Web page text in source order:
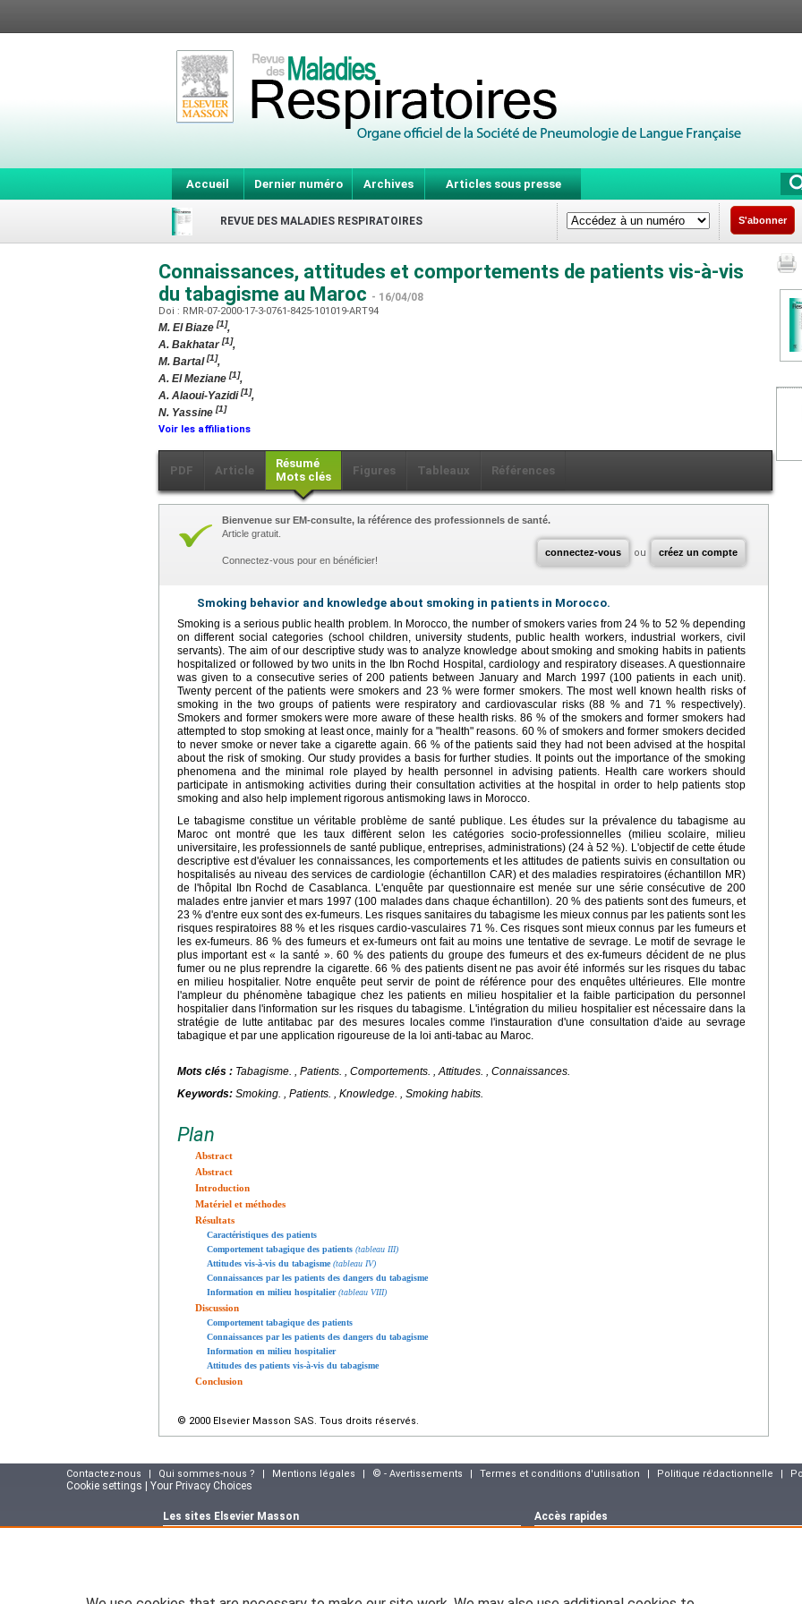
Accueil Dernier numéro Archives Articles sous presse
REVUE DES MALADIES RESPIRATOIRES S'abonner
Connaissances, attitudes et comportements de patients vis-à-vis
du tabagisme au Maroc - 16/04/08
Doi : RMR-07-2000-17-3-0761-8425-101019-ART94
M. El Biaze [1],
A. Bakhatar[1],
M. Bartal[1],
A. El Meziane [1],
A. Alaoui-Yazidi[1],
N. Yassine [1]
Voir les affiliations
PDF Article
Résumé
Mots clés
Figures Tableaux Références
connectez-vous ou créez un compte
Bienvenue sur EM-consulte, la référence des professionnels de santé.
Article gratuit.
Connectez-vous pour en bénéficier!
Smoking behavior and knowledge about smoking in patients in Morocco.
Smoking is a serious public health problem. In Morocco, the number of smokers varies from 24 % to 52 % depending
on different social categories (school children, university students, public health workers, industrial workers, civil
servants). The aim of our descriptive study was to analyze knowledge about smoking and smoking habits in patients
hospitalized or followed by two units in the Ibn Rochd Hospital, cardiology and respiratory diseases. A questionnaire
was given to a consecutive series of 200 patients between January and March 1997 (100 patients in each unit).
Twenty percent of the patients were smokers and 23 % were former smokers. The most well known health risks of
smoking in the two groups of patients were respiratory and cardiovascular risks (88 % and 71 % respectively).
Smokers and former smokers were more aware of these health risks. 86 % of the smokers and former smokers had
attempted to stop smoking at least once, mainly for a "health" reasons. 60 % of smokers and former smokers decided
to never smoke or never take a cigarette again. 66 % of the patients said they had not been advised at the hospital
about the risk of smoking. Our study provides a basis for further studies. It points out the importance of the smoking
phenomena and the minimal role played by health personnel in advising patients. Health care workers should
participate in antismoking activities during their consultation activities at the hospital in order to help patients stop
smoking and also help implement rigorous antismoking laws in Morocco.
Le tabagisme constitue un véritable problème de santé publique. Les études sur la prévalence du tabagisme au
Maroc ont montré que les taux diffèrent selon les catégories socio-professionnelles (milieu scolaire, milieu
universitaire, les professionnels de santé publique, entreprises, administrations) (24 à 52 %). L'objectif de cette étude
descriptive est d'évaluer les connaissances, les comportements et les attitudes de patients suivis en consultation ou
hospitalisés au niveau des services de cardiologie (échantillon CAR) et des maladies respiratoires (échantillon MR)
de l'hôpital Ibn Rochd de Casablanca. L'enquête par questionnaire est menée sur une série consécutive de 200
malades entre janvier et mars 1997 (100 malades dans chaque échantillon). 20 % des patients sont des fumeurs, et
23 % d'entre eux sont des ex-fumeurs. Les risques sanitaires du tabagisme les mieux connus par les patients sont les
risques respiratoires 88 % et les risques cardio-vasculaires 71 %. Ces risques sont mieux connus par les fumeurs et
les ex-fumeurs. 86 % des fumeurs et ex-fumeurs ont fait au moins une tentative de sevrage. Le motif de sevrage le
plus important est « la santé ». 60 % des patients du groupe des fumeurs et des ex-fumeurs décident de ne plus
fumer ou ne plus reprendre la cigarette. 66 % des patients disent ne pas avoir été informés sur les risques du tabac
en milieu hospitalier. Notre enquête peut servir de point de référence pour des enquêtes ultérieures. Elle montre
l'ampleur du phénomène tabagique chez les patients en milieu hospitalier et la faible participation du personnel
hospitalier dans l'information sur les risques du tabagisme. L'intégration du milieu hospitalier est nécessaire dans la
stratégie de lutte antitabac par des mesures locales comme l'instauration d'une consultation d'aide au sevrage
tabagique et par une application rigoureuse de la loi anti-tabac au Maroc.
Mots clés : Tabagisme. , Patients. , Comportements. , Attitudes. , Connaissances.
Keywords: Smoking. , Patients. , Knowledge. , Smoking habits.
Plan
Abstract
Abstract
Introduction
Matériel et méthodes
Résultats
Caractéristiques des patients
Comportement tabagique des patients (tableau III)
Attitudes vis-à-vis du tabagisme(tableau IV)
Connaissances par les patients des dangers du tabagisme
Information en milieu hospitalier(tableau VIII)
Discussion
Comportement tabagique des patients
Connaissances par les patients des dangers du tabagisme
Information en milieu hospitalier
Attitudes des patients vis-à-vis du tabagisme
Conclusion
© 2000 Elsevier Masson SAS. Tous droits réservés.
Contactez-nous | Qui sommes-nous ? | Mentions légales | © - Avertissements | Termes et conditions d'utilisation | Politique rédactionnelle |
Cookie settings | Your Privacy Choices
Les sites Elsevier Masson Accès rapides
EM-CONSULTE.COM est déclaré à la CNIL, déclaration n° 1286925.